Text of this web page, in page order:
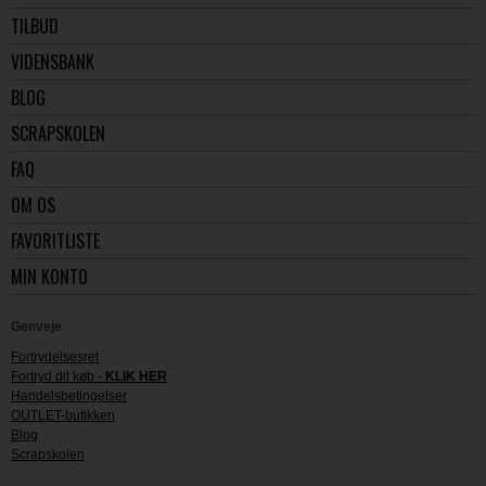
TILBUD
VIDENSBANK
BLOG
SCRAPSKOLEN
FAQ
OM OS
FAVORITLISTE
MIN KONTO
Genveje
Fortrydelsesret
Fortryd dit køb - KLIK HER
Handelsbetingelser
OUTLET-butikken
Blog
Scrapskolen